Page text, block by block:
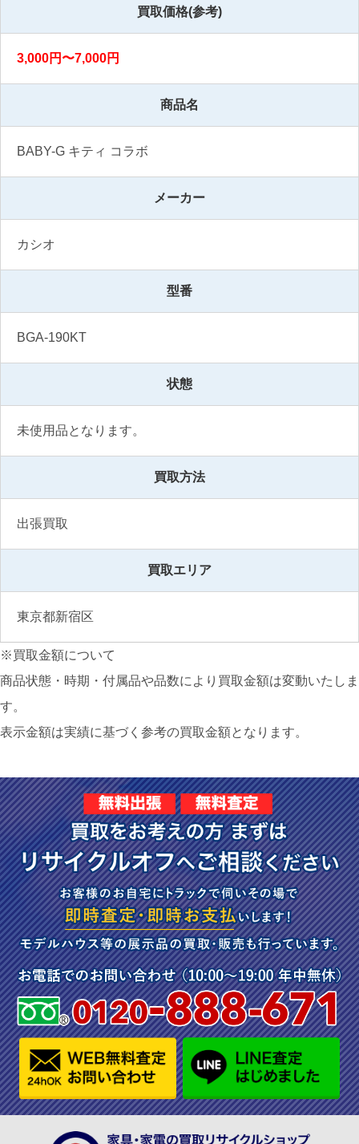
買取価格(参考)
3,000円〜7,000円
商品名
BABY-G キティ コラボ
メーカー
カシオ
型番
BGA-190KT
状態
未使用品となります。
買取方法
出張買取
買取エリア
東京都新宿区
※買取金額について
商品状態・時期・付属品や品数により買取金額は変動いたしま
す。
表示金額は実績に基づく参考の買取金額となります。